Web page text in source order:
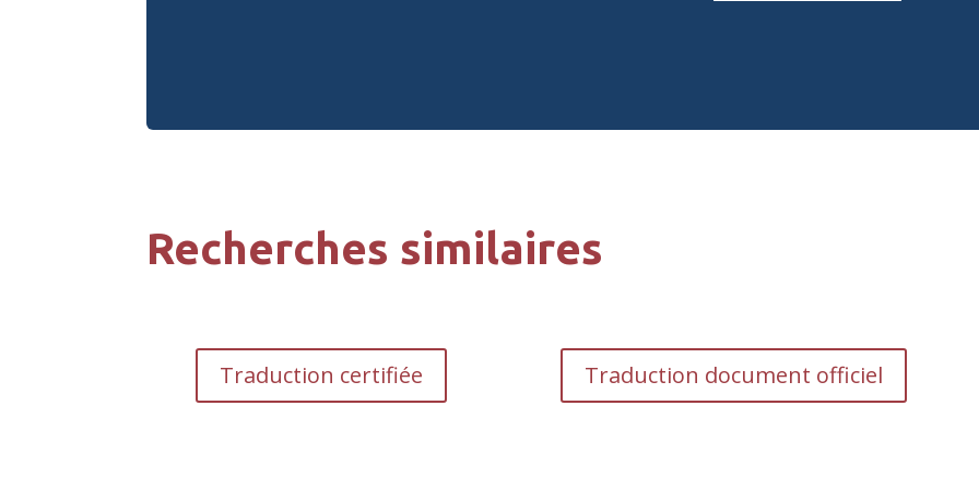
Recherches similaires
Traduction certifiée Traduction document officiel